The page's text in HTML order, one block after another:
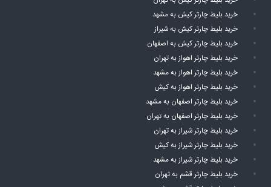
خرید بلیط چارتر کیش به مشهد
خرید بلیط چارتر کیش به شیراز
خرید بلیط چارتر کیش به اصفهان
خرید بلیط چارتر اهواز به تهران
خرید بلیط چارتر اهواز به مشهد
خرید بلیط چارتر اهواز به کیش
خرید بلیط چارتر اصفهان به مشهد
خرید بلیط چارتر اصفهان به تهران
خرید بلیط چارتر شیراز به تهران
خرید بلیط چارتر شیراز به کیش
خرید بلیط چارتر شیراز به مشهد
خرید بلیط چارتر قشم به تهران